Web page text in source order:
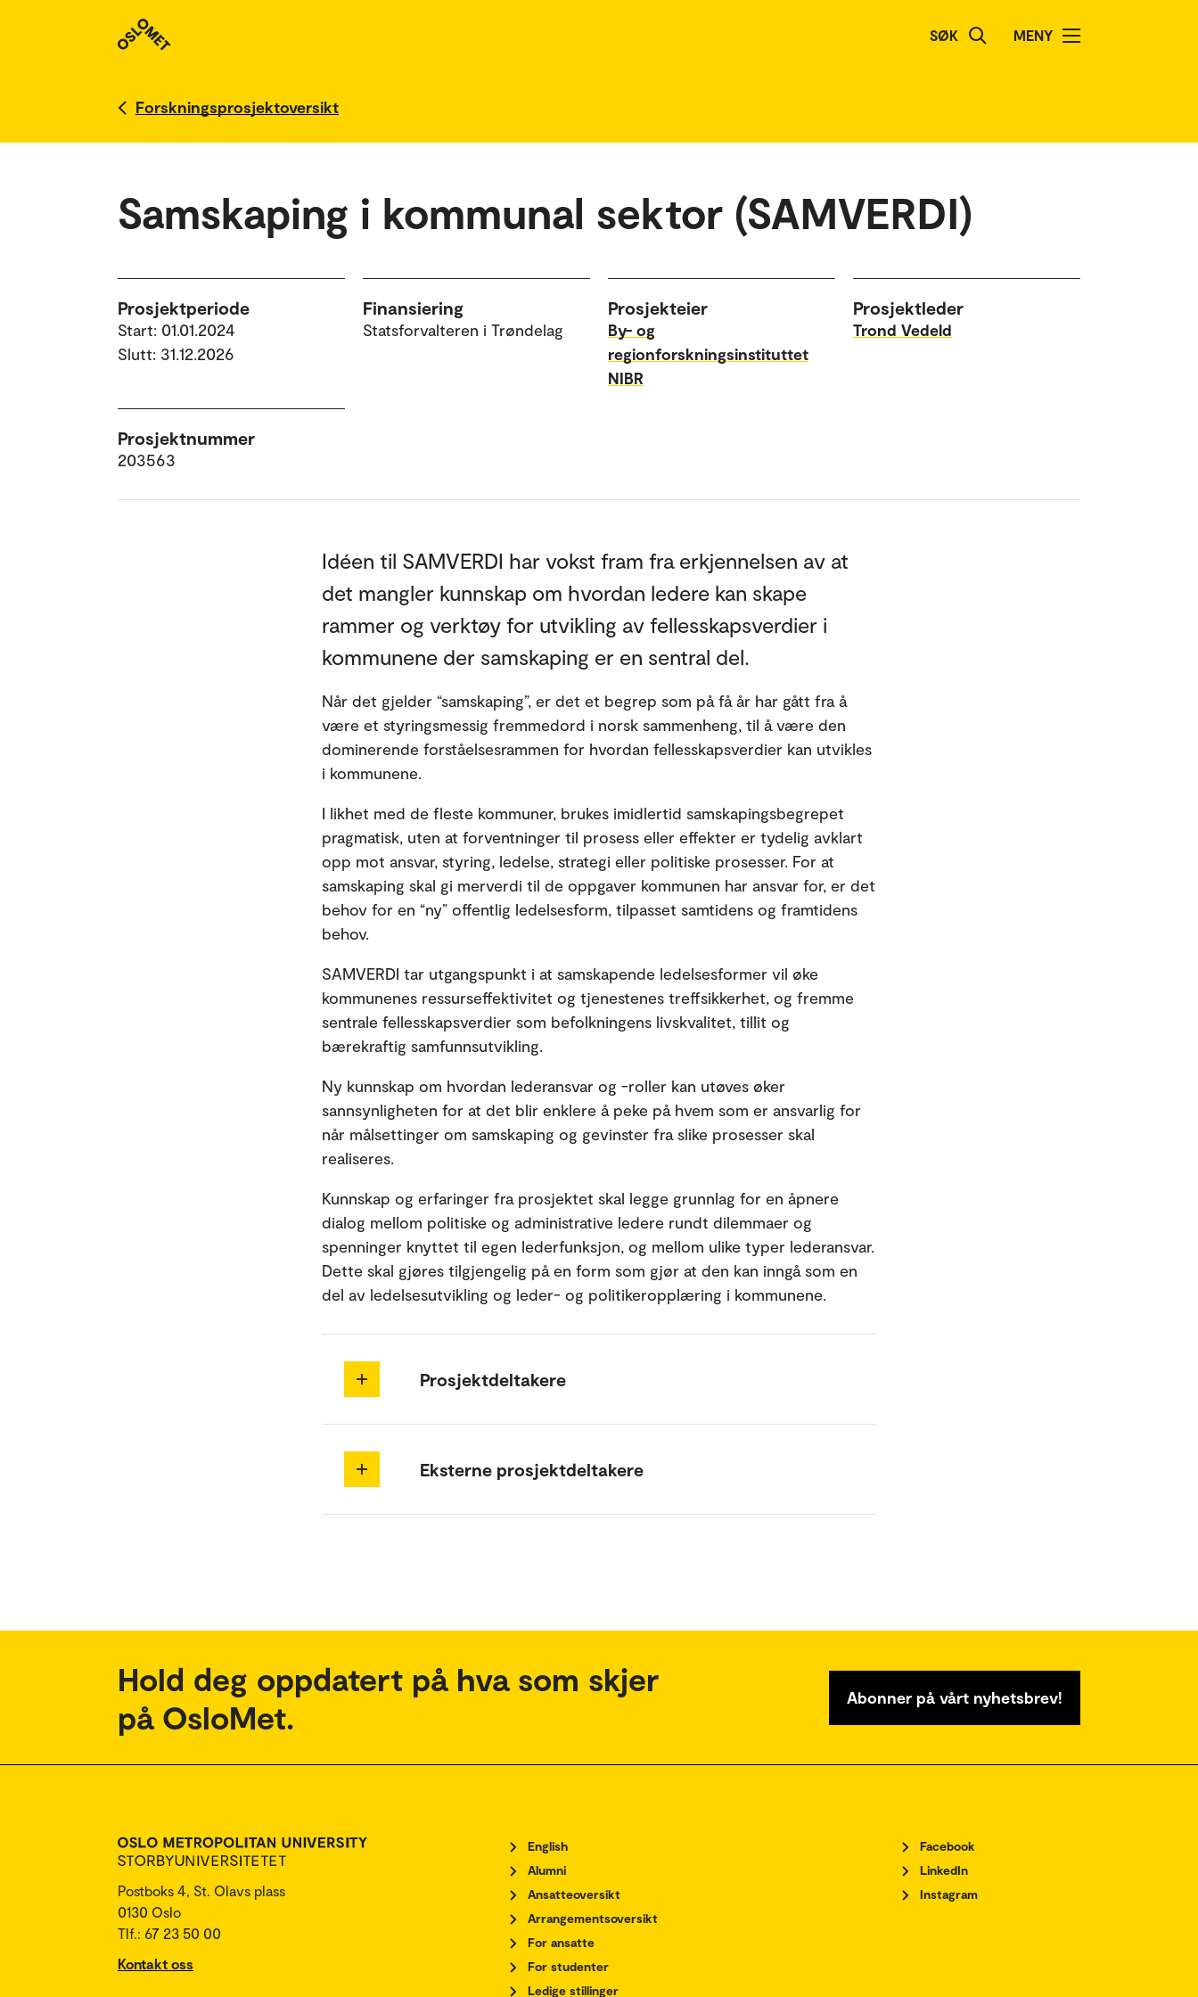
SØK MENY
Forskningsprosjektoversikt
Samskaping i kommunal sektor (SAMVERDI)
Prosjektperiode
Start: 01.01.2024
Slutt: 31.12.2026
Finansiering
Statsforvalteren i Trøndelag
Prosjekteier
By- og
regionforskningsinstituttet
NIBR
Prosjektleder
Trond Vedeld
Prosjektnummer
203563
Idéen til SAMVERDI har vokst fram fra erkjennelsen av at
det mangler kunnskap om hvordan ledere kan skape
rammer og verktøy for utvikling av fellesskapsverdier i
kommunene der samskaping er en sentral del.
Når det gjelder “samskaping”, er det et begrep som på få år har gått fra å
være et styringsmessig fremmedord i norsk sammenheng, til å være den
dominerende forståelsesrammen for hvordan fellesskapsverdier kan utvikles
i kommunene.
I likhet med de fleste kommuner, brukes imidlertid samskapingsbegrepet
pragmatisk, uten at forventninger til prosess eller effekter er tydelig avklart
opp mot ansvar, styring, ledelse, strategi eller politiske prosesser. For at
samskaping skal gi merverdi til de oppgaver kommunen har ansvar for, er det
behov for en “ny” offentlig ledelsesform, tilpasset samtidens og framtidens
behov.
SAMVERDI tar utgangspunkt i at samskapende ledelsesformer vil øke
kommunenes ressurseffektivitet og tjenestenes treffsikkerhet, og fremme
sentrale fellesskapsverdier som befolkningens livskvalitet, tillit og
bærekraftig samfunnsutvikling.
Ny kunnskap om hvordan lederansvar og -roller kan utøves øker
sannsynligheten for at det blir enklere å peke på hvem som er ansvarlig for
når målsettinger om samskaping og gevinster fra slike prosesser skal
realiseres.
Kunnskap og erfaringer fra prosjektet skal legge grunnlag for en åpnere
dialog mellom politiske og administrative ledere rundt dilemmaer og
spenninger knyttet til egen lederfunksjon, og mellom ulike typer lederansvar.
Dette skal gjøres tilgjengelig på en form som gjør at den kan inngå som en
del av ledelsesutvikling og leder- og politikeropplæring i kommunene.
Prosjektdeltakere
Eksterne prosjektdeltakere
Hold deg oppdatert på hva som skjer
på OsloMet.
Abonner på vårt nyhetsbrev!
Postboks 4, St. Olavs plass
0130 Oslo
Tlf.: 67 23 50 00
Kontakt oss
English
Alumni
Ansatteoversikt
Arrangementsoversikt
For ansatte
For studenter
Ledige stillinger
Facebook
LinkedIn
Instagram